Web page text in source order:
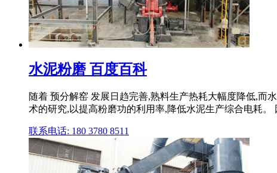
水泥粉磨 百度百科
随着 预分解窑 发展日趋完善,熟料生产热耗大幅度降低,而
术的研究,以提高粉磨功的利用率,降低水泥生产综合电耗。
联系电话: 180 3780 8511